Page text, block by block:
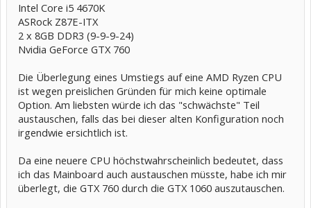
Intel Core i5 4670K
ASRock Z87E-ITX
2 x 8GB DDR3 (9-9-9-24)
Nvidia GeForce GTX 760
Die Überlegung eines Umstiegs auf eine AMD Ryzen CPU
ist wegen preislichen Gründen für mich keine optimale
Option. Am liebsten würde ich das "schwächste" Teil
austauschen, falls das bei dieser alten Konfiguration noch
irgendwie ersichtlich ist.
Da eine neuere CPU höchstwahrscheinlich bedeutet, dass
ich das Mainboard auch austauschen müsste, habe ich mir
überlegt, die GTX 760 durch die GTX 1060 auszutauschen.